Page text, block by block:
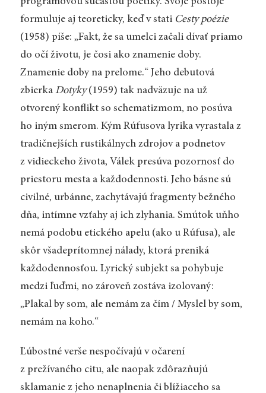
formuluje aj teoreticky, keď v stati Cesty poézie
(1958) píše: „Fakt, že sa umelci začali dívať priamo
do očí životu, je čosi ako znamenie doby.
Znamenie doby na prelome.“ Jeho debutová
zbierka Dotyky(1959) tak nadväzuje na už
otvorený konflikt so schematizmom, no posúva
ho iným smerom. Kým Rúfusova lyrika vyrastala z
tradičnejších rustikálnych zdrojov a podnetov
z vidieckeho života, Válek presúva pozornosť do
priestoru mesta a každodennosti. Jeho básne sú
civilné, urbánne, zachytávajú fragmenty bežného
dňa, intímne vzťahy aj ich zlyhania. Smútok uňho
nemá podobu etického apelu (ako u Rúfusa), ale
skôr všadeprítomnej nálady, ktorá preniká
každodennosťou. Lyrický subjekt sa pohybuje
medzi ľuďmi, no zároveň zostáva izolovaný:
„Plakal by som, ale nemám za čím / Myslel by som,
nemám na koho.“
Ľúbostné verše nespočívajú v očarení
z prežívaného citu, ale naopak zdôrazňujú
sklamanie z jeho nenaplnenia či blížiaceho sa